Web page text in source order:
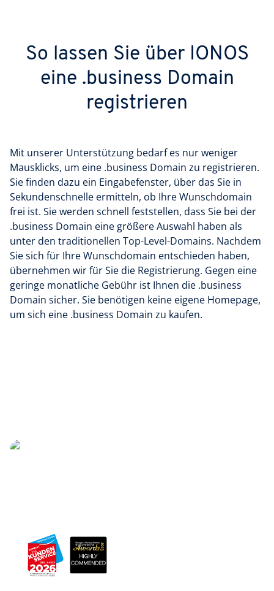
So lassen Sie über IONOS
eine .business Domain
registrieren
Mit unserer Unterstützung bedarf es nur weniger
Mausklicks, um eine .business Domain zu registrieren.
Sie finden dazu ein Eingabefenster, über das Sie in
Sekundenschnelle ermitteln, ob Ihre Wunschdomain
frei ist. Sie werden schnell feststellen, dass Sie bei der
.business Domain eine größere Auswahl haben als
unter den traditionellen Top-Level-Domains. Nachdem
Sie sich für Ihre Wunschdomain entschieden haben,
übernehmen wir für Sie die Registrierung. Gegen eine
geringe monatliche Gebühr ist Ihnen die .business
Domain sicher. Sie benötigen keine eigene Homepage,
um sich eine .business Domain zu kaufen.